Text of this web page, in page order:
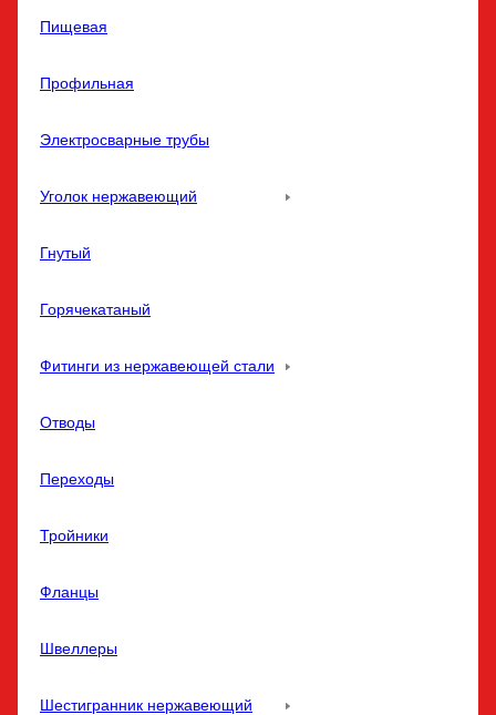
Пищевая
Профильная
Электросварные трубы
Уголок нержавеющий
Гнутый
Горячекатаный
Фитинги из нержавеющей стали
Отводы
Переходы
Тройники
Фланцы
Швеллеры
Шестигранник нержавеющий